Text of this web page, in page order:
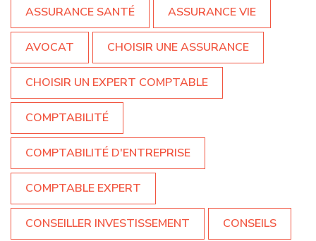
ASSURANCE SANTÉ ASSURANCE VIE
AVOCAT CHOISIR UNE ASSURANCE
CHOISIR UN EXPERT COMPTABLE
COMPTABILITÉ
COMPTABILITÉ D'ENTREPRISE
COMPTABLE EXPERT
CONSEILLER INVESTISSEMENT CONSEILS